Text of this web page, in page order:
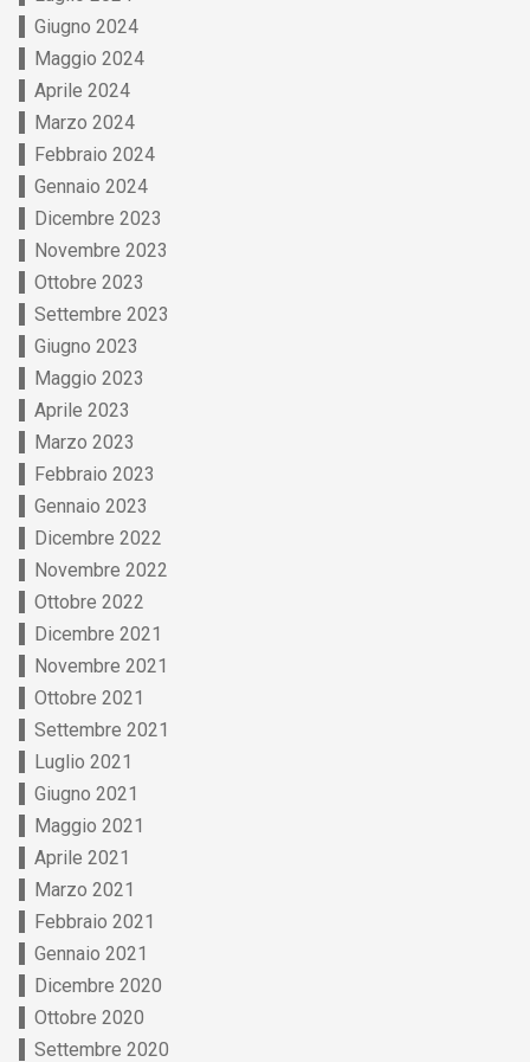
Giugno 2024
Maggio 2024
Aprile 2024
Marzo 2024
Febbraio 2024
Gennaio 2024
Dicembre 2023
Novembre 2023
Ottobre 2023
Settembre 2023
Giugno 2023
Maggio 2023
Aprile 2023
Marzo 2023
Febbraio 2023
Gennaio 2023
Dicembre 2022
Novembre 2022
Ottobre 2022
Dicembre 2021
Novembre 2021
Ottobre 2021
Settembre 2021
Luglio 2021
Giugno 2021
Maggio 2021
Aprile 2021
Marzo 2021
Febbraio 2021
Gennaio 2021
Dicembre 2020
Ottobre 2020
Settembre 2020